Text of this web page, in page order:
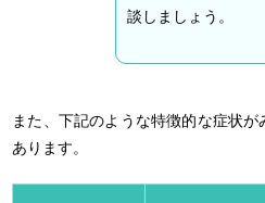
談しましょう。
また、下記のような特徴的な症状が
あります。